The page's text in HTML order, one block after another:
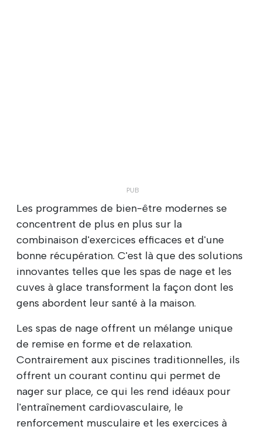
Les programmes de bien-être modernes se
concentrent de plus en plus sur la
combinaison d'exercices efficaces et d'une
bonne récupération. C'est là que des solutions
innovantes telles que les spas de nage et les
cuves à glace transforment la façon dont les
gens abordent leur santé à la maison.
Les spas de nage offrent un mélange unique
de remise en forme et de relaxation.
Contrairement aux piscines traditionnelles, ils
offrent un courant continu qui permet de
nager sur place, ce qui les rend idéaux pour
l'entraînement cardiovasculaire, le
renforcement musculaire et les exercices à